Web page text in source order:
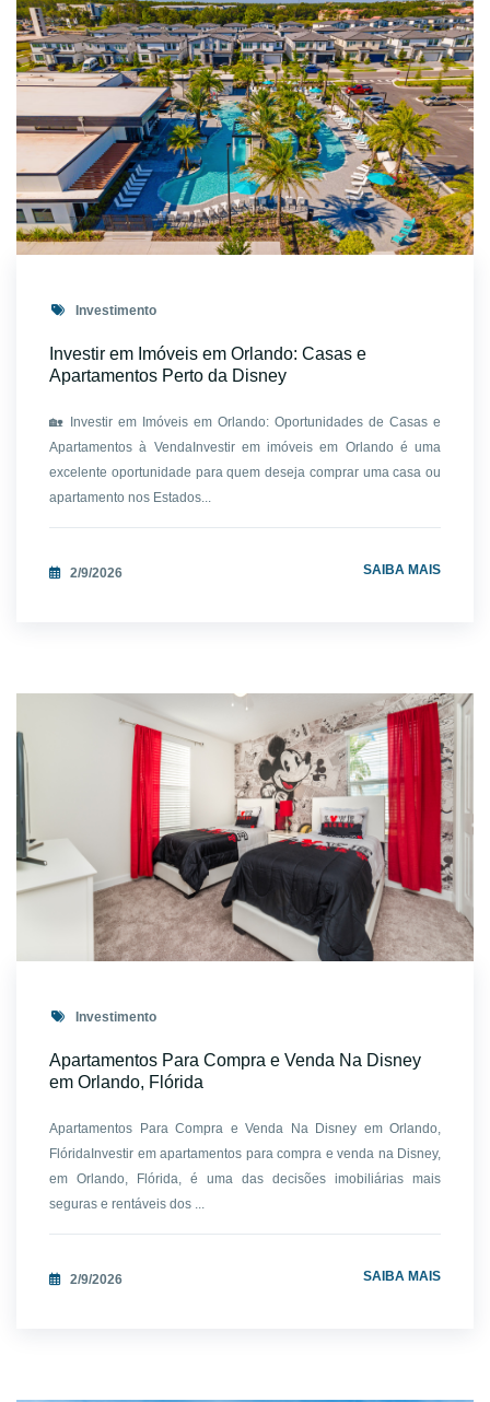
Investimento
Investir em Imóveis em Orlando: Casas e
Apartamentos Perto da Disney
🏡 Investir em Imóveis em Orlando: Oportunidades de Casas e
Apartamentos à VendaInvestir em imóveis em Orlando é uma
excelente oportunidade para quem deseja comprar uma casa ou
apartamento nos Estados...
2/9/2026 SAIBA MAIS
Investimento
Apartamentos Para Compra e Venda Na Disney
em Orlando, Flórida
Apartamentos Para Compra e Venda Na Disney em Orlando,
FlóridaInvestir em apartamentos para compra e venda na Disney,
em Orlando, Flórida, é uma das decisões imobiliárias mais
seguras e rentáveis dos ...
2/9/2026 SAIBA MAIS